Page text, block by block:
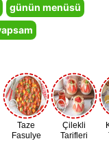
günün menüsü
Taze
Fasulye
Çilekli
Tarifleri